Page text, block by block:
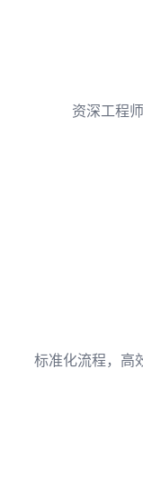
资深工程
标准化流程，高